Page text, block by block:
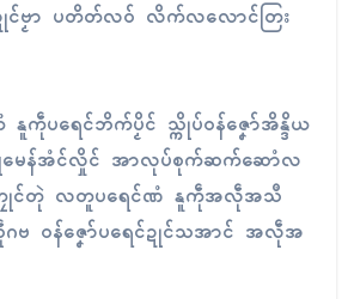
ဗၟာ ပတိတ်လဝ် လိက်လလောၚ်တြး
နူကဵုပရေၚ်ဘိက်ပၟိၚ် သ္ကိုပ်ဝန်ဇၞော်အိန္ဒိယ
ေန်အံၚ်လှိုၚ် အာလုပ်စုက်ဆက်ဆောံလ
ကၠုၚ်တုဲ လတူပရေၚ်ဏံ နူကဵုအလဵုအသဳ
ဗ ဝန်ဇၞော်ပရေၚ်ဍုၚ်သအာၚ် အလဵုအ